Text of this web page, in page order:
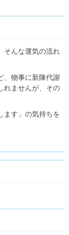
そんな運気の流れ
、物事に新陳代謝
れませんが、その
ます」の気持ちを